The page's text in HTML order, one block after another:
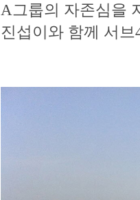
A그룹의 자존심을
진섭이와 함께 서